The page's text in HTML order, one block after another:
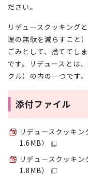
ださい。
リデュースクッキン
理の無駄を減らすこと
ごみとして、捨ててし
です。リデュースとは
クル）の内の一つです。
添付ファイル
リデュースクッキ
1.6MB）
リデュースクッキ
1.8MB）